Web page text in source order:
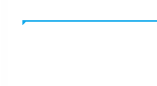
نشرة الأخبار